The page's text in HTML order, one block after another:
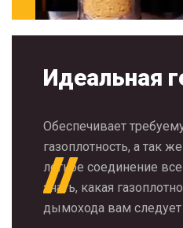
Идеальная
Обеспечивает
газоплотность, а так
легкое соединение
знать, какая
дымохода вам следует